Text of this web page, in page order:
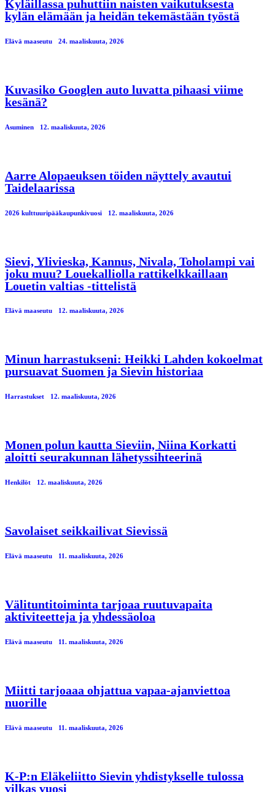
Kyläillassa puhuttiin naisten vaikutuksesta
kylän elämään ja heidän tekemästään työstä
Elävä maaseutu 24. maaliskuuta, 2026
Kuvasiko Googlen auto luvatta pihaasi viime
kesänä?
Asuminen 12. maaliskuuta, 2026
Aarre Alopaeuksen töiden näyttely avautui
Taidelaarissa
2026 kulttuuripääkaupunkivuosi 12. maaliskuuta, 2026
Sievi, Ylivieska, Kannus, Nivala, Toholampi vai
joku muu? Louekalliolla rattikelkkaillaan
Louetin valtias -tittelistä
Elävä maaseutu 12. maaliskuuta, 2026
Minun harrastukseni: Heikki Lahden kokoelmat
pursuavat Suomen ja Sievin historiaa
Harrastukset 12. maaliskuuta, 2026
Monen polun kautta Sieviin, Niina Korkatti
aloitti seurakunnan lähetyssihteerinä
Henkilöt 12. maaliskuuta, 2026
Savolaiset seikkailivat Sievissä
Elävä maaseutu 11. maaliskuuta, 2026
Välituntitoiminta tarjoaa ruutuvapaita
aktiviteetteja ja yhdessäoloa
Elävä maaseutu 11. maaliskuuta, 2026
Miitti tarjoaaa ohjattua vapaa-ajanviettoa
nuorille
Elävä maaseutu 11. maaliskuuta, 2026
K-P:n Eläkeliitto Sievin yhdistykselle tulossa
vilkas vuosi